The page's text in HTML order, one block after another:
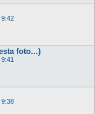
9:42
foto...)
9:38